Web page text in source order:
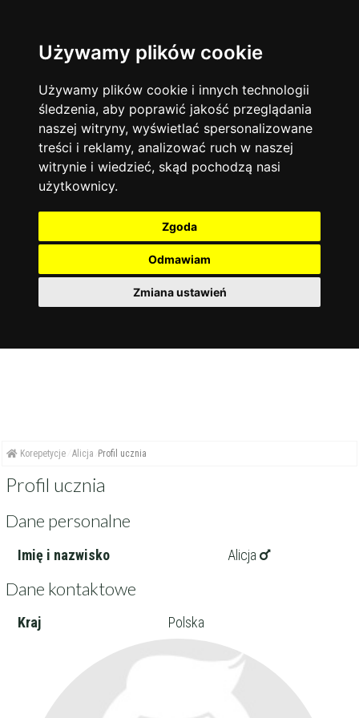
Używamy plików cookie
Używamy plików cookie i innych technologii
śledzenia, aby poprawić jakość przeglądania
naszej witryny, wyświetlać spersonalizowane
treści i reklamy, analizować ruch w naszej
witrynie i wiedzieć, skąd pochodzą nasi
użytkownicy.
Zgoda
Odmawiam
Zmiana ustawień
Język angielski 13744
Matematyka 12928
Chemia 4886
Język niemiecki 4307
Język polski 3426
Fizyka
Język francuski
Warszawa
Korepetycje
Online
14839
Kraków 7753
Wrocław
Łódź 3513
Gdańsk 2075
zakres dni
Wtorek
Środa
Czwartek
Piątek
Sobota
Niedziela
więcej filtrów Filtruj
Korepetycje Alicja Profil ucznia
Profil ucznia
Dane personalne
Imię i nazwisko Alicja
Dane kontaktowe
Kraj Polska